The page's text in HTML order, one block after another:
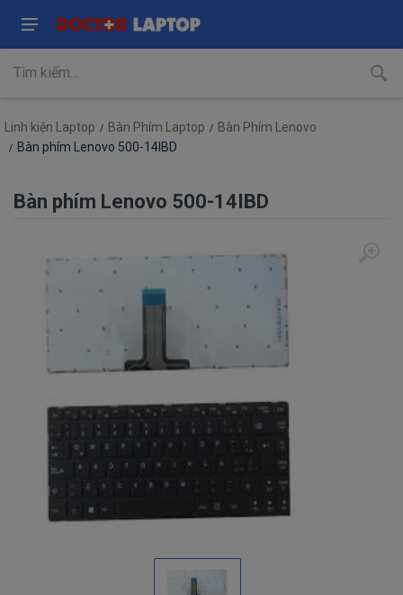
Linh kiện Laptop Bàn Phím Laptop
Bàn Phím Lenovo
Bàn phím Lenovo 500-14IBD
Bàn phím Lenovo 500-14IBD